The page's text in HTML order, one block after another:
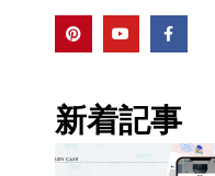
新着記事